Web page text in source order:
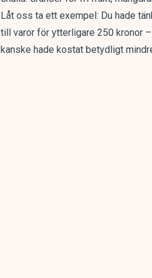
Låt oss ta ett exempel: Du hade
till varor för ytterligare 250 kronor
kanske hade kostat betydligt